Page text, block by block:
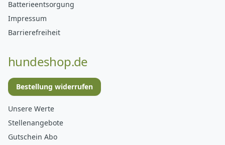
Batterieentsorgung
Impressum
Barrierefreiheit
hundeshop.de
Bestellung widerrufen
Unsere Werte
Stellenangebote
Gutschein Abo